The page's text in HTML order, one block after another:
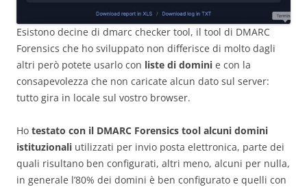
Esistono decine di dmarc checker tool, il tool di DMARC
Forensics che ho sviluppato non differisce di molto dagli
altri però potete usarlo con liste di domini e con la
consapevolezza che non caricate alcun dato sul server:
tutto gira in locale sul vostro browser.
Ho testato con il DMARC Forensics tool alcuni domini
istituzionali utilizzati per invio posta elettronica, parte dei
quali risultano ben configurati, altri meno, alcuni per nulla,
in generale l’80% dei domini è ben configurato e quelli con